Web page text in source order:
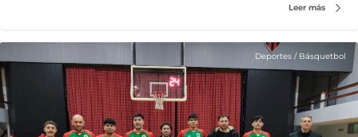
Leer más
Deportes / Básquetbol